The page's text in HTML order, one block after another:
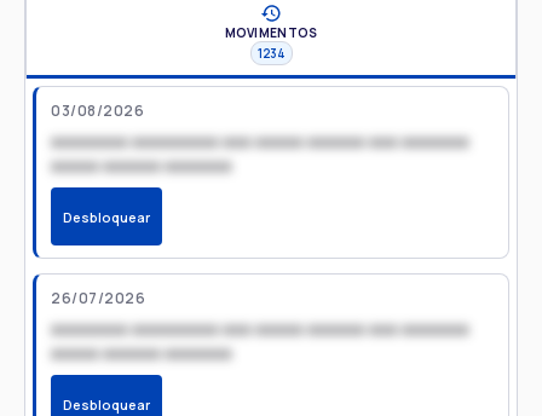
MOVIMENTOS
1234
03/08/2026
xxxxxxxx xxxxxxxxx xxx xxxxx xxxxxx xxx xxxxxxx
xxxxx xxxxxx xxxxxxx
Desbloquear
26/07/2026
xxxxxxxx xxxxxxxxx xxx xxxxx xxxxxx xxx xxxxxxx
xxxxx xxxxxx xxxxxxx
Desbloquear